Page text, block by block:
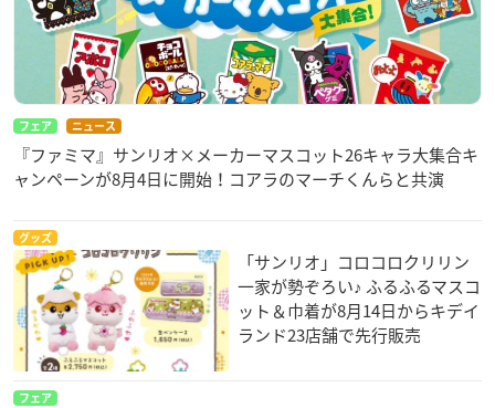
フェア ニュース
『ファミマ』サンリオ×メーカーマスコット26キャラ大集合キ
ャンペーンが8月4日に開始！コアラのマーチくんらと共演
グッズ
「サンリオ」コロコロクリリン
一家が勢ぞろい♪ ふるふるマスコ
ット＆巾着が8月14日からキデイ
ランド23店舗で先行販売
フェア